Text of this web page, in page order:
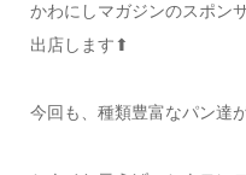
かわにしマガジンのスポン
出店します⬆︎
今回も、種類豊富なパン達